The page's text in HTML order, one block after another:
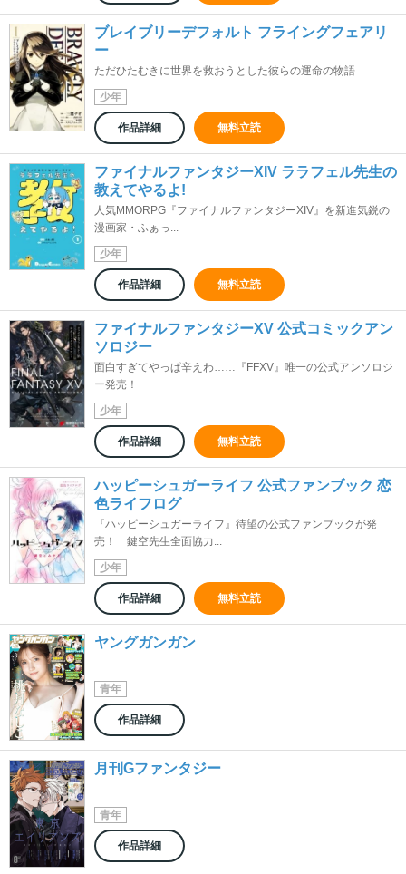
ブレイブリーデフォルト フライングフェアリ
ー
ただひたむきに世界を救おうとした彼らの運命の物語
少年
作品詳細 無料立読
ファイナルファンタジーXIV ララフェル先生の
教えてやるよ!
人気MMORPG『ファイナルファンタジーXIV』を新進気鋭の
漫画家・ふぁっ...
少年
作品詳細 無料立読
ファイナルファンタジーXV 公式コミックアン
ソロジー
面白すぎてやっぱ辛えわ……『FFXV』唯一の公式アンソロジ
ー発売！
少年
作品詳細 無料立読
ハッピーシュガーライフ 公式ファンブック 恋
色ライフログ
『ハッピーシュガーライフ』待望の公式ファンブックが発
売！ 鍵空先生全面協力...
少年
作品詳細 無料立読
ヤングガンガン
青年
作品詳細
月刊Gファンタジー
青年
作品詳細